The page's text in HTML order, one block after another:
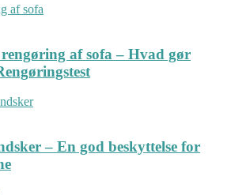
af sofa – Hvad gør
– En god beskyttelse for